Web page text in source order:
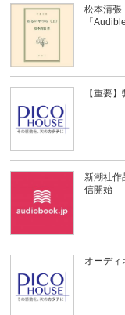
松本清張
「
【重要
新潮社作
信開始
オーディ